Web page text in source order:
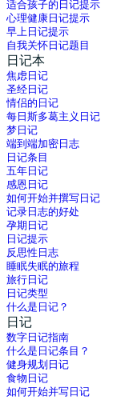
适合孩子的日记提示
心理健康日记提示
早上日记提示
自我关怀日记题目
日记本
焦虑日记
圣经日记
情侣的日记
每日斯多葛主义日记
梦日记
端到端加密日志
日记条目
五年日记
感恩日记
如何开始并撰写日记
记录日志的好处
孕期日记
日记提示
反思性日志
睡眠失眠的旅程
旅行日记
日记类型
什么是日记？
日记
数字日记指南
什么是日记条目？
健身规划日记
食物日记
如何开始并写日记